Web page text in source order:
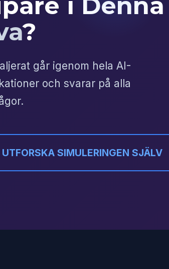
?
går igenom hela AI-
och svarar på alla
UTFORSKA SIMULERINGEN SJÄLV